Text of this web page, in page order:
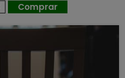
Comprar